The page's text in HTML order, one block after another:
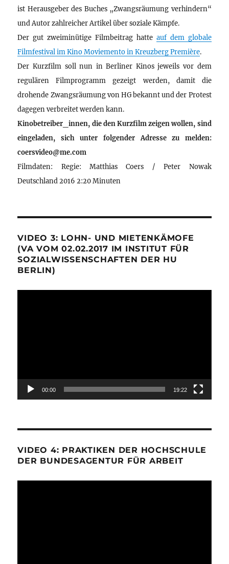
ist Herausgeber des Buches „Zwangsräumung verhindern“
und Autor zahlreicher Artikel über soziale Kämpfe.
Der gut zweiminütige Filmbeitrag hatte auf dem globale
Filmfestival im Kino Moviemento in Kreuzberg Première.
Der Kurzfilm soll nun in Berliner Kinos jeweils vor dem
regulären Filmprogramm gezeigt werden, damit die
drohende Zwangsräumung von HG bekannt und der Protest
dagegen verbreitet werden kann.
Kinobetreiber_innen, die den Kurzfilm zeigen wollen, sind
eingeladen, sich unter folgender Adresse zu melden:
coersvideo@me.com
Filmdaten: Regie: Matthias Coers / Peter Nowak
Deutschland 2016 2:20 Minuten
VIDEO 3: LOHN- UND MIETENKÄMOFE
(VA VOM 02.02.2017 IM INSTITUT FÜR
SOZIALWISSENSCHAFTEN DER HU
BERLIN)
00:00 19:22
VIDEO 4: PRAKTIKEN DER HOCHSCHULE
DER BUNDESAGENTUR FÜR ARBEIT